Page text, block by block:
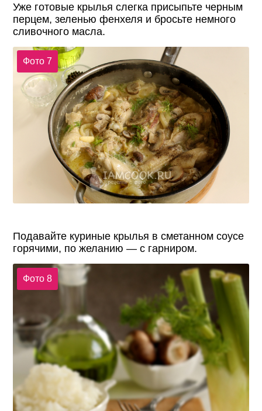
Уже готовые крылья слегка присыпьте черным
перцем, зеленью фенхеля и бросьте немного
сливочного масла.
Фото 7
Подавайте куриные крылья в сметанном соусе
горячими, по желанию — с гарниром.
Фото 8